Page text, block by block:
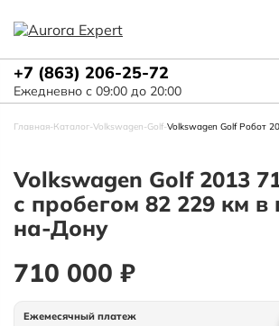
+7 (863) 206-25-72
Ежедневно с 09:00 до 20:00
Главная-Каталог-Volkswagen-Golf-Volkswagen Golf Робот
Volkswagen Golf 2013
с пробегом 82 229 км в
на-Дону
710 000 ₽
Ежемесячный платеж